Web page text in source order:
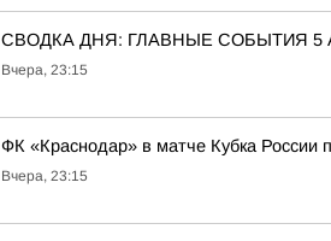
СВОДКА ДНЯ: ГЛАВНЫЕ СОБЫТИЯ 5
Вчера, 23:15
ФК «Краснодар» в матче Кубка России
Вчера, 23:15